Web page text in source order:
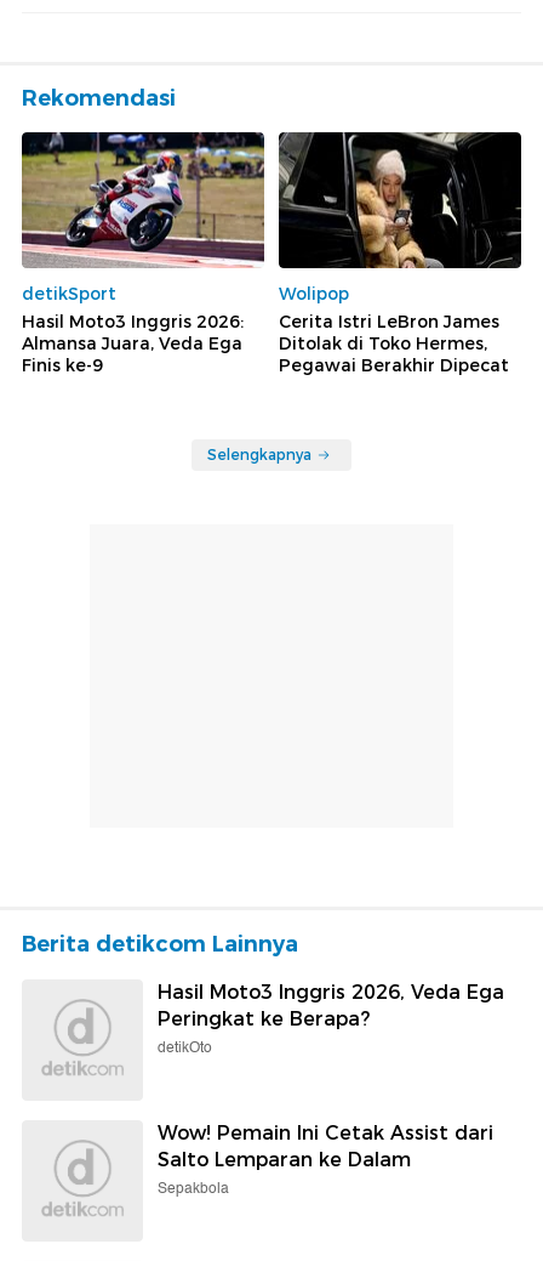
Rekomendasi
detikSport
Hasil Moto3 Inggris 2026:
Almansa Juara, Veda Ega
Finis ke-9
Wolipop
Cerita Istri LeBron James
Ditolak di Toko Hermes,
Pegawai Berakhir Dipecat
Selengkapnya
Berita detikcom Lainnya
Hasil Moto3 Inggris 2026, Veda Ega
Peringkat ke Berapa?
detikOto
Wow! Pemain Ini Cetak Assist dari
Salto Lemparan ke Dalam
Sepakbola